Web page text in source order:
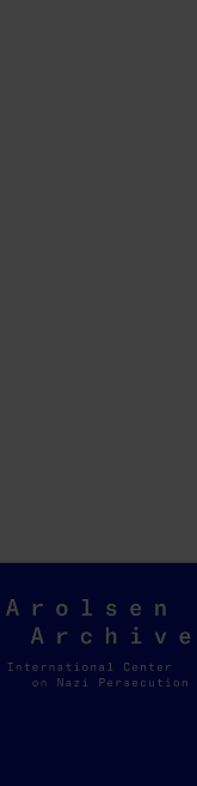
Arolsen
Archives